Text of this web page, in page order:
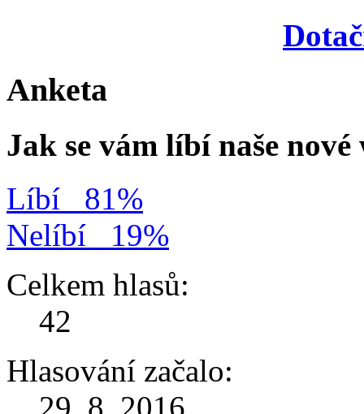
Anketa
Jak se vám líbí naše
Líbí
81%
Nelíbí
19%
Celkem hlasů:
42
Hlasování začalo: